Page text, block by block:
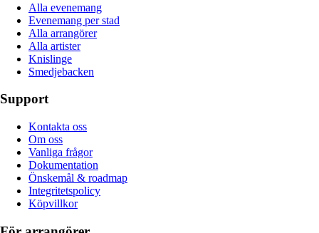
Alla evenemang
Evenemang per stad
Alla arrangörer
Alla artister
Knislinge
Smedjebacken
Support
Kontakta oss
Om oss
Vanliga frågor
Dokumentation
Önskemål & roadmap
Integritetspolicy
Köpvillkor